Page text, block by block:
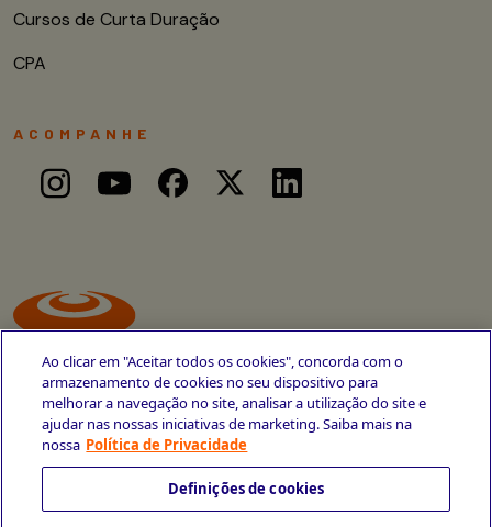
Avenida Cais do Apolo, 77
Cursos de Curta Duração
CPA
ACOMPANHE
Ao clicar em "Aceitar todos os cookies", concorda com o
armazenamento de cookies no seu dispositivo para
melhorar a navegação no site, analisar a utilização do site e
ajudar nas nossas iniciativas de marketing. Saiba mais na
nossa Política de Privacidade
Definições de cookies